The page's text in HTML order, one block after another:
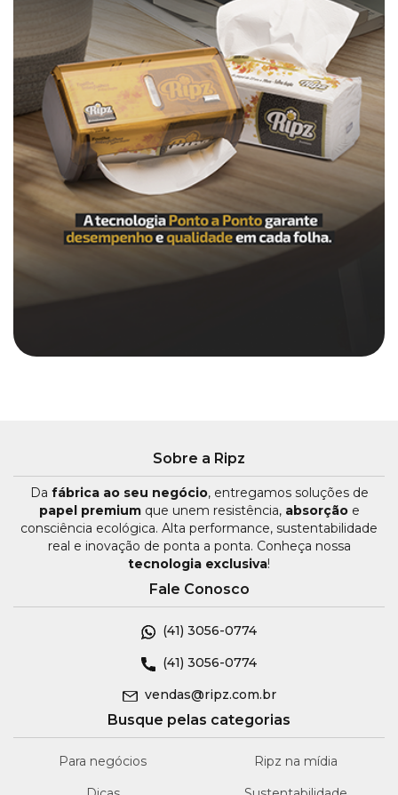
Sobre a Ripz
Da fábrica ao seu negócio, entregamos soluções de
papel premiumque unem resistência, absorçãoe
consciência ecológica. Alta performance, sustentabilidade
real e inovação de ponta a ponta. Conheça nossa
tecnologia exclusiva!
Fale Conosco
(41) 3056-0774
(41) 3056-0774
vendas@ripz.com.br
Busque pelas categorias
Para negócios
Ripz na mídia